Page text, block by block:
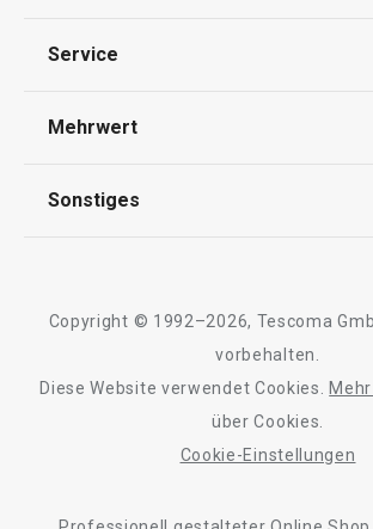
Impressum
Service
Kontaktformular
Mehrwert
Qualität
Sonstiges
Barrierefreiheit
Copyright © 1992–2026, Tescoma
vorbehalten.
Diese Website verwendet Cookies.
über Cookies.
Cookie-Einstellungen